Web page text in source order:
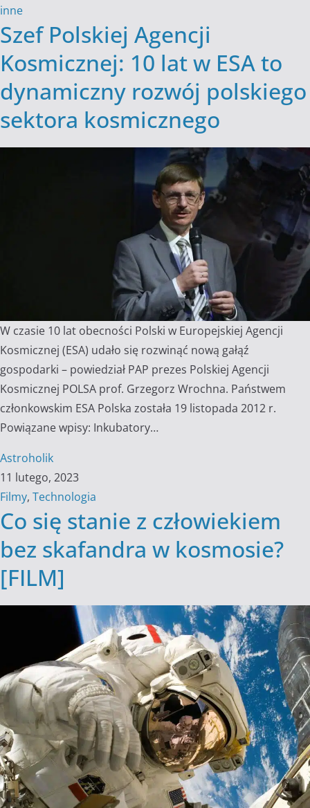
inne
Szef Polskiej Agencji
Kosmicznej: 10 lat w ESA to
dynamiczny rozwój polskiego
sektora kosmicznego
W czasie 10 lat obecności Polski w Europejskiej Agencji
Kosmicznej (ESA) udało się rozwinąć nową gałąź
gospodarki – powiedział PAP prezes Polskiej Agencji
Kosmicznej POLSA prof. Grzegorz Wrochna. Państwem
członkowskim ESA Polska została 19 listopada 2012 r.
Powiązane wpisy: Inkubatory…
Astroholik
11 lutego, 2023
Filmy, Technologia
Co się stanie z człowiekiem
bez skafandra w kosmosie?
[FILM]